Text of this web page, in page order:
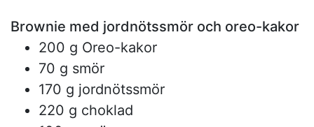
Brownie med jordnötssmör och oreo-kakor
200 g Oreo-kakor
70 g smör
170 g jordnötssmör
220 g choklad